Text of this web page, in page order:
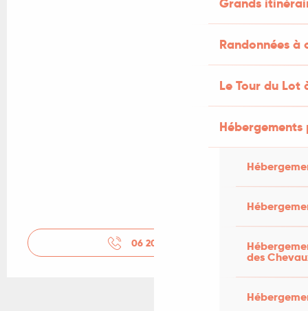
Randonnées
Le Tour du Lot
des
06 20 59 72